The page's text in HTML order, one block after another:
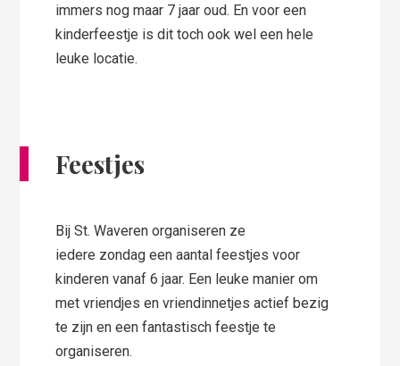
immers nog maar 7 jaar oud. En voor een
kinderfeestje is dit toch ook wel een hele
leuke locatie.
Feestjes
Bij St. Waveren organiseren ze
iedere zondag een aantal feestjes voor
kinderen vanaf 6 jaar. Een leuke manier om
met vriendjes en vriendinnetjes actief bezig
te zijn en een fantastisch feestje te
organiseren.